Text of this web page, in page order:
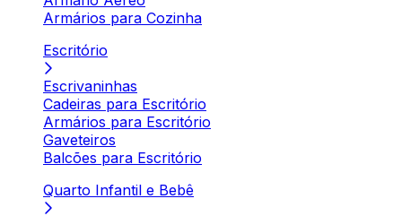
Armários para Cozinha
Escritório
Escrivaninhas
Cadeiras para Escritório
Armários para Escritório
Gaveteiros
Balcões para Escritório
Quarto Infantil e Bebê